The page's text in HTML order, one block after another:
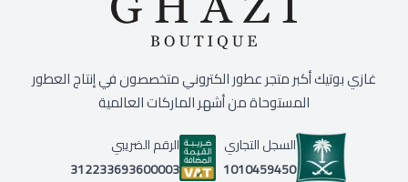
غازي بوتيك أكبر متجر عطور الكتروني متخصصون في إنتاج العطور
المستوحاة من أشهر الماركات العالمية
السجل التجاري
1010459450
الرقم الضريبي
312233693600003